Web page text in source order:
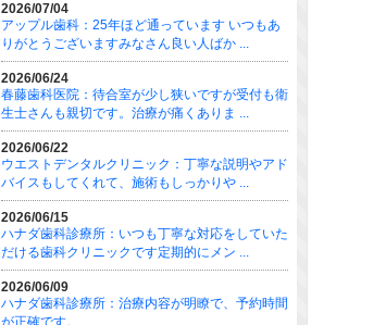
2026/07/04
アップル歯科：25年ほど通っています いつもあ
りがとうございますみなさん良い人ばか ...
2026/06/24
春藤歯科医院：待合室が少し狭いですが受付も衛
生士さんも親切です。治療が痛くありま ...
2026/06/22
ウエストデンタルクリニック：丁寧な説明やアド
バイスもしてくれて、施術もしっかりや ...
2026/06/15
ハナダ歯科診療所：いつも丁寧な対応をしていた
だける歯科クリニックです定期的にメン ...
2026/06/09
ハナダ歯科診療所：治療内容が明瞭で、予約時間